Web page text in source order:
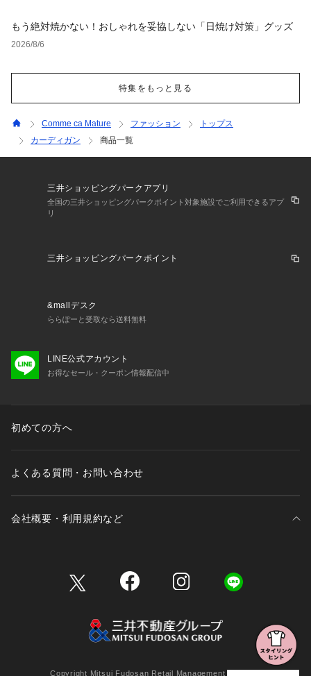
もう絶対焼かない！おしゃれを妥協しない「日焼け対策」グッズ
2026/8/6
特集をもっと見る
Comme ca Mature ファッション
トップス
カーディガン
商品一覧
三井ショッピングパークアプリ
全国の三井ショッピングパークポイント対象施設でご利用できるアプ
リ
三井ショッピングパークポイント
&mallデスク
ららぽーと受取なら送料無料
LINE公式アカウント
お得なセール・クーポン情報配信中
初めての方へ
よくある質問・お問い合わせ
会社概要・利用規約など
Copyright Mitsui Fudosan Retail Management Co., Ltd.